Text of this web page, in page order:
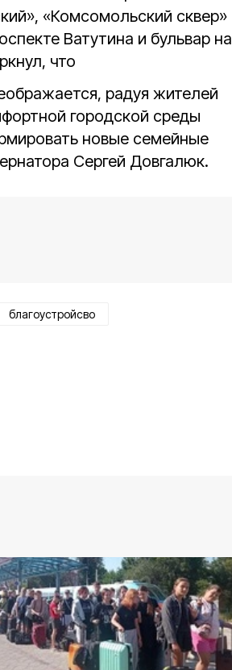
«Комсомольский сквер»
Ватутина и бульвар на
что
радуя жителей
городской среды
новые семейные
Сергей Довгалюк.
благоустройсво